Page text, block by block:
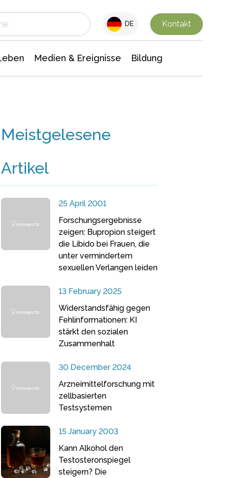
DE Kontakt
Medien & Ereignisse Bildung
Meistgelesene
Artikel
25 April 2001
Forschungsergebnisse
zeigen: Bupropion steigert
die Libido bei Frauen, die
unter vermindertem
sexuellen Verlangen leiden
13 February 2025
Widerstandsfähig gegen
Fehlinformationen: KI
stärkt den sozialen
Zusammenhalt
30 December 2024
Arzneimittelforschung mit
zellbasierten
Testsystemen
15 January 2003
Kann Alkohol den
Testosteronspiegel
steigern? Die